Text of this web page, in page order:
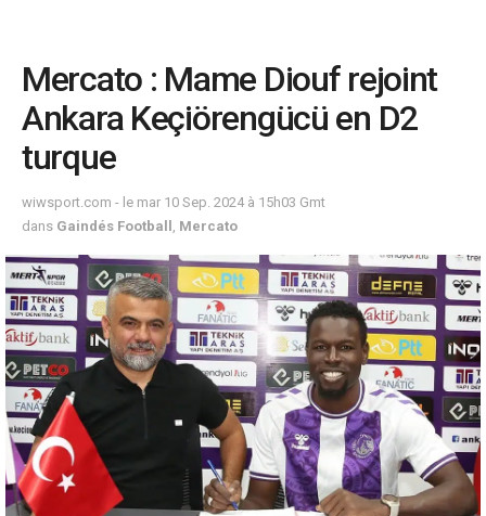
Mercato : Mame Diouf rejoint
Ankara Keçiörengücü en D2
turque
wiwsport.com - le mar 10 Sep. 2024 à 15h03 Gmt
dans Gaindés Football Mercato